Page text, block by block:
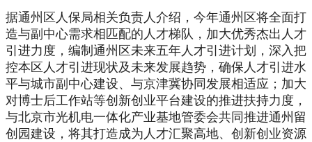
据通州区人保局相关负责人介绍，今年通州区将全面打
造与副中心需求相匹配的人才梯队，加大优秀杰出人才
引进力度，编制通州区未来五年人才引进计划，深入把
控本区人才引进现状及未来发展趋势，确保人才引进水
平与城市副中心建设、与京津冀协同发展相适应；加大
对博士后工作站等创新创业平台建设的推进扶持力度，
与北京市光机电一体化产业基地管委会共同推进通州留
创园建设，将其打造成为人才汇聚高地、创新创业资源